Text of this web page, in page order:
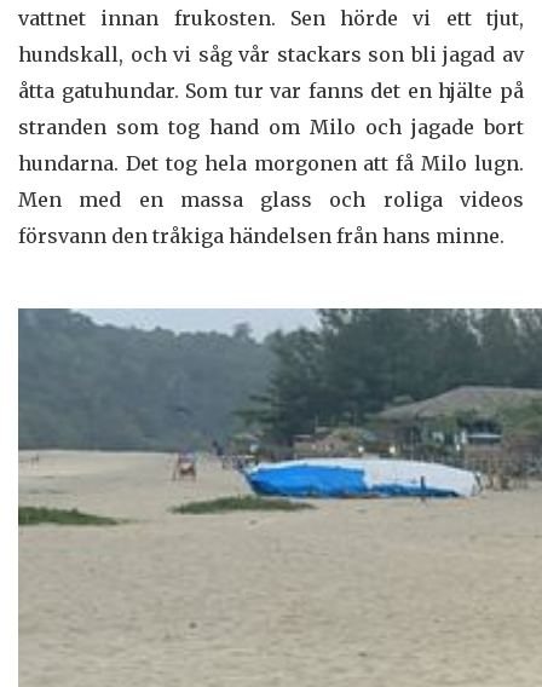
vattnet innan frukosten. Sen hörde vi ett tjut,
hundskall, och vi såg vår stackars son bli jagad av
åtta gatuhundar. Som tur var fanns det en hjälte på
stranden som tog hand om Milo och jagade bort
hundarna. Det tog hela morgonen att få Milo lugn.
Men med en massa glass och roliga videos
försvann den tråkiga händelsen från hans minne.